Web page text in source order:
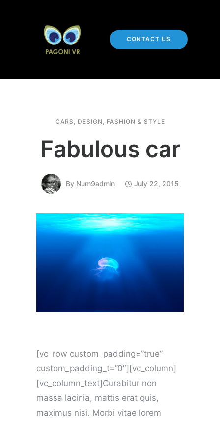
CONTACT US
CARS , DESIGN , FASHION & STYLE
Fabulous car
By Num9admin July 22, 2015
[vc_row custom_padding=”true”
custom_padding_t=”0″][vc_column]
[vc_column_text]Curabitur non
massa lacinia, mattis erat quis,
maximus nisi. Morbi vitae lorem